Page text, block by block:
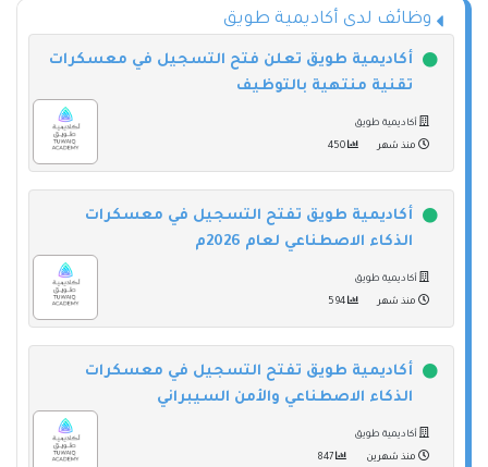
وظائف لدى أكاديمية طويق
أكاديمية طويق تعلن فتح التسجيل في معسكرات
تقنية منتهية بالتوظيف
أكاديمية طويق
منذ شهر
أكاديمية طويق تفتح التسجيل في معسكرات
الذكاء الاصطناعي لعام 2026م
أكاديمية طويق
منذ شهر
أكاديمية طويق تفتح التسجيل في معسكرات
الذكاء الاصطناعي والأمن السيبراني
أكاديمية طويق
منذ شهرين